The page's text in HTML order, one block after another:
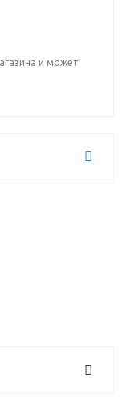
и может